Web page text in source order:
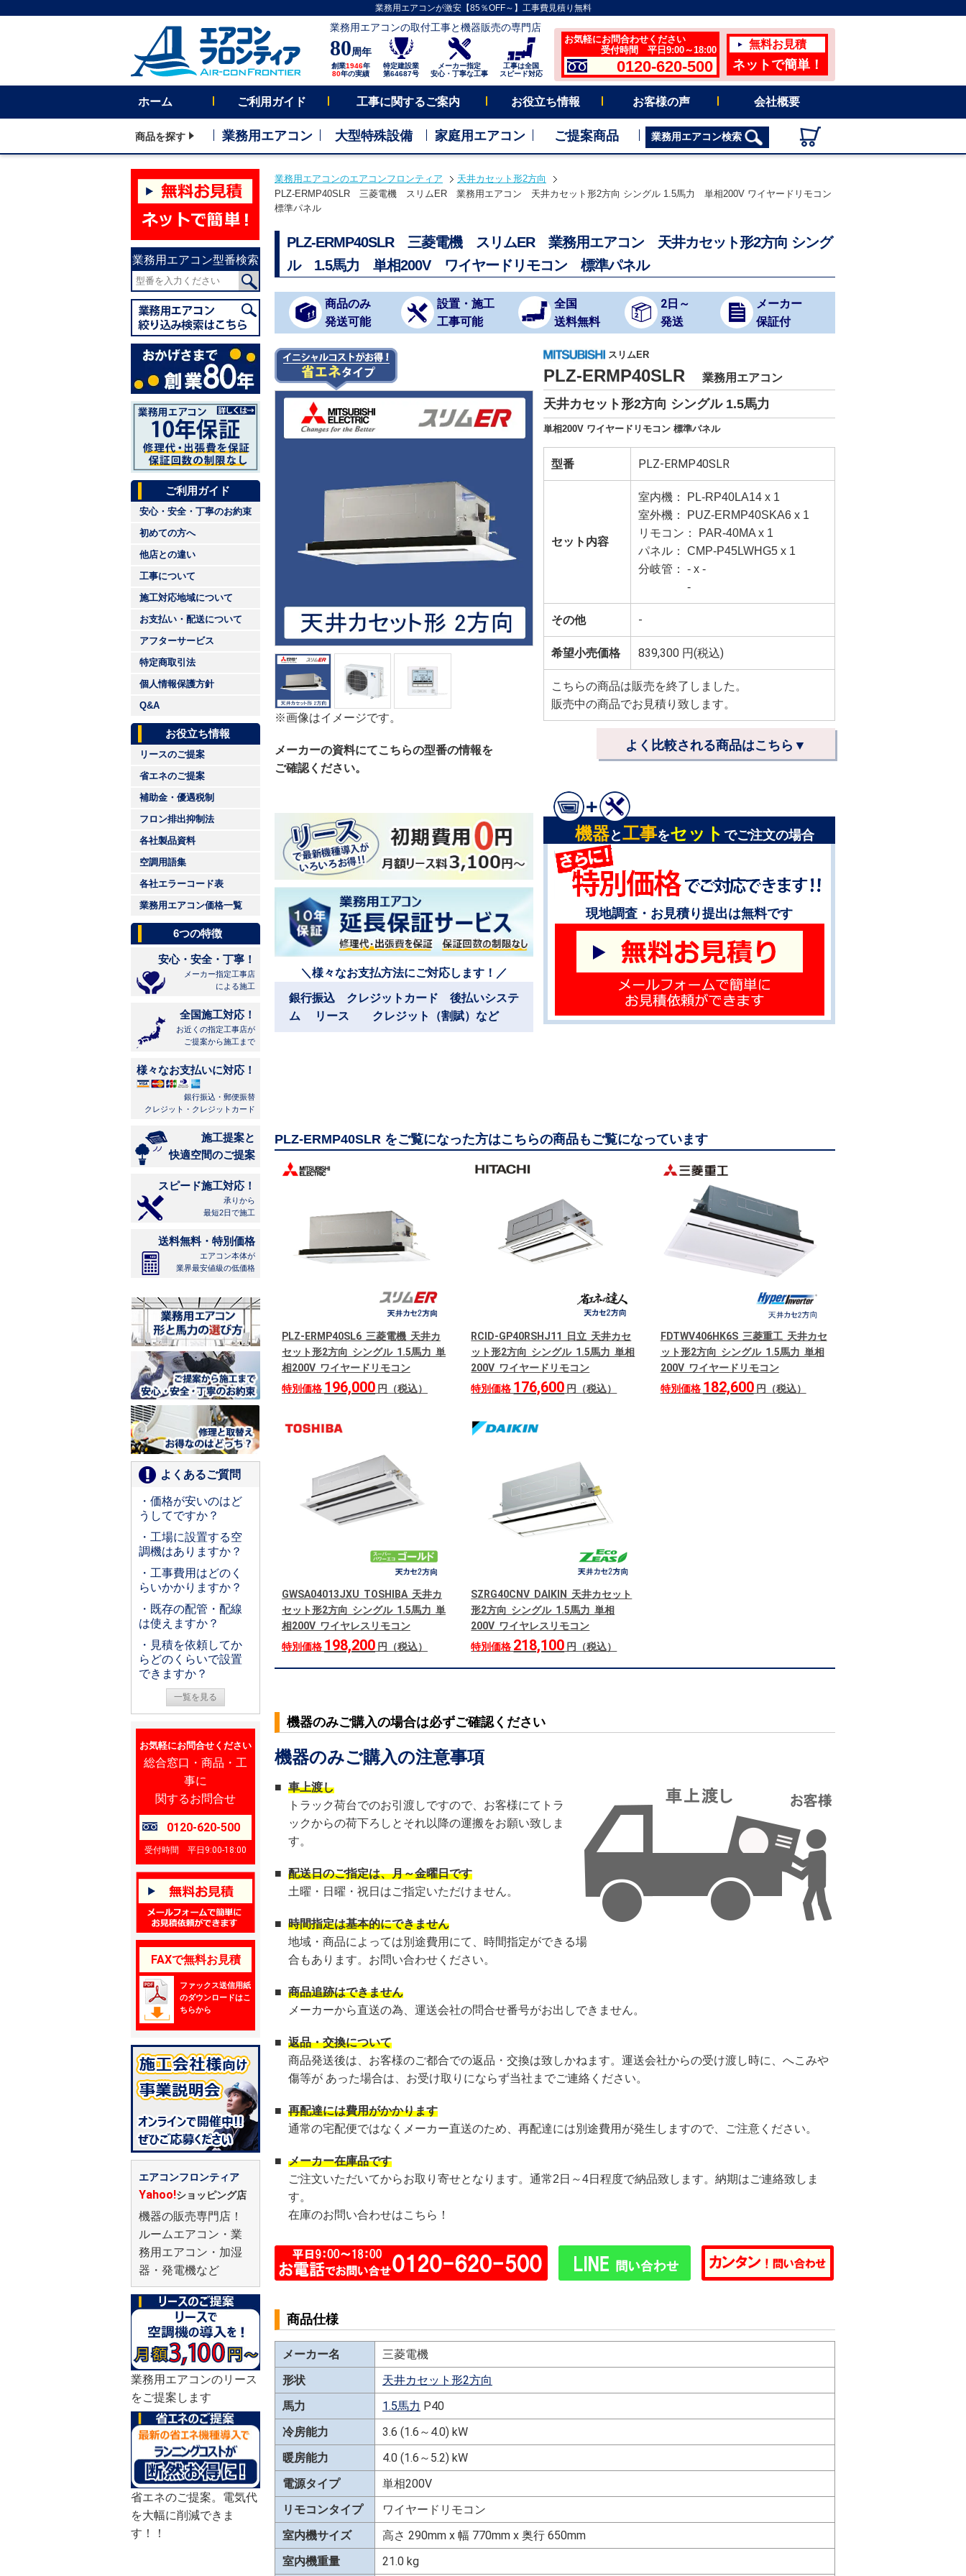
業務用エアコンが激安【85％OFF～】工事費見積り無料
業務用エアコンの取付工事と機器販売の専門店
80周年
創業1946年
80年の実績
特定建設業
第64687号
メーカー指定
安心・丁寧な工事
工事は全国
スピード対応
お気軽にお問合わせください
受付時間 平日9:00～18:00
0120-620-500
無料お見積
ネットで簡単！
ホーム ご利用ガイド 工事に関するご案内 お役立ち情報 お客様の声 会社概要
商品を探す 業務用エアコン 大型特殊設備 家庭用エアコン ご提案商品 業務用エアコン検索
業務用エアコン型番検索
ご利用ガイド
安心・安全・丁寧のお約束
初めての方へ
他店との違い
工事について
施工対応地域について
お支払い・配送について
アフターサービス
特定商取引法
個人情報保護方針
Q&A
お役立ち情報
リースのご提案
省エネのご提案
補助金・優遇税制
フロン排出抑制法
各社製品資料
空調用語集
各社エラーコード表
業務用エアコン価格一覧
6つの特徴
安心・安全・丁寧！
メーカー指定工事店
による施工
全国施工対応！
お近くの指定工事店が
ご提案から施工まで
様々なお支払いに対応！
銀行振込・郵便振替
クレジット・クレジットカード
施工提案と
快適空間のご提案
スピード施工対応！
承りから
最短2日で施工
送料無料・特別価格
エアコン本体が
業界最安値級の低価格
よくあるご質問
・価格が安いのはど
うしてですか？
・工場に設置する空
調機はありますか？
・工事費用はどのく
らいかかりますか？
・既存の配管・配線
は使えますか？
・見積を依頼してか
らどのくらいで設置
できますか？
一覧を見る
お気軽にお問合せください
総合窓口・商品・工
事に
関するお問合せ
0120-620-500
受付時間 平日9:00-18:00
FAXで無料お見積
ファックス送信用紙
のダウンロードはこ
ちらから
エアコンフロンティア
Yahoo!ショッピング店
機器の販売専門店！
ルームエアコン・業
務用エアコン・加湿
器・発電機など
業務用エアコンのリース
をご提案します
省エネのご提案。電気代
を大幅に削減できま
す！！
業務用エアコンのエアコンフロンティア
天井カセット形2方向
PLZ-ERMP40SLR 三菱電機 スリムER 業務用エアコン 天井カセット形2方向 シングル 1.5馬力 単相200V ワイヤードリモコン
標準パネル
PLZ-ERMP40SLR 三菱電機 スリムER 業務用エアコン 天井カセット形2方向 シング
ル 1.5馬力 単相200V ワイヤードリモコン 標準パネル
商品のみ
発送可能
設置・施工
工事可能
全国
送料無料
2日～
発送
メーカー
保証付
※画像はイメージです。
メーカーの資料にてこちらの型番の情報を
ご確認ください。
スリムER
PLZ-ERMP40SLR 業務用エアコン
天井カセット形2方向 シングル 1.5馬力
単相200V ワイヤードリモコン 標準パネル
型番 PLZ-ERMP40SLR
セット内容
室内機： PL-RP40LA14 x 1
室外機： PUZ-ERMP40SKA6 x 1
リモコン： PAR-40MA x 1
パネル： CMP-P45LWHG5 x 1
分岐管： - x -
-
その他 -
希望小売価格 839,300 円(税込)
こちらの商品は販売を終了しました。
販売中の商品でお見積り致します。
よく比較される商品はこちら▼
＼様々なお支払方法にご対応します！／
銀行振込 クレジットカード 後払いシステ
ム リース クレジット（割賦）など
機器と工事をセット でご注文の場合
現地調査・お見積り提出は無料です
PLZ-ERMP40SLR をご覧になった方はこちらの商品もご覧になっています
PLZ-ERMP40SL6 三菱電機 天井カ
セット形2方向 シングル 1.5馬力 単
相200V ワイヤードリモコン
特別価格 196,000 円（税込）
RCID-GP40RSHJ11 日立 天井カセ
ット形2方向 シングル 1.5馬力 単相
200V ワイヤードリモコン
特別価格 176,600 円（税込）
FDTWV406HK6S 三菱重工 天井カセ
ット形2方向 シングル 1.5馬力 単相
200V ワイヤードリモコン
特別価格 182,600円（税込）
GWSA04013JXU TOSHIBA 天井カ
セット形2方向 シングル 1.5馬力 単
相200V ワイヤレスリモコン
特別価格 198,200 円（税込）
SZRG40CNV DAIKIN 天井カセット
形2方向 シングル 1.5馬力 単相
200V ワイヤレスリモコン
特別価格 218,100 円（税込）
機器のみご購入の場合は必ずご確認ください
機器のみご購入の注意事項
■ 車上渡し
トラック荷台でのお引渡しですので、お客様にてトラ
ックからの荷下ろしとそれ以降の運搬をお願い致しま
す。
■ 配送日のご指定は、月～金曜日です
土曜・日曜・祝日はご指定いただけません。
■ 時間指定は基本的にできません
地域・商品によっては別途費用にて、時間指定ができる場
合もあります。お問い合わせください。
■ 商品追跡はできません
メーカーから直送の為、運送会社の問合せ番号がお出しできません。
■ 返品・交換について
商品発送後は、お客様のご都合での返品・交換は致しかねます。運送会社からの受け渡し時に、へこみや
傷等が あった場合は、お受け取りにならず当社までご連絡ください。
■ 再配達には費用がかかります
通常の宅配便ではなくメーカー直送のため、再配達には別途費用が発生しますので、ご注意ください。
■ メーカー在庫品です
ご注文いただいてからお取り寄せとなります。通常2日～4日程度で納品致します。納期はご連絡致しま
す。
在庫のお問い合わせはこちら！
商品仕様
メーカー名
三菱電機
形状
天井カセット形2方向
馬力
1.5馬力 P40
冷房能力
3.6 (1.6～4.0) kW
暖房能力
4.0 (1.6～5.2) kW
電源タイプ
単相200V
リモコンタイプ
ワイヤードリモコン
室内機サイズ
高さ 290mm x 幅 770mm x 奥行 650mm
室内機重量
21.0 kg